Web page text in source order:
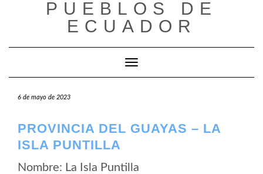
PUEBLOS DE
ECUADOR
Cambiar modo de navegación
6 de mayo de 2023
PROVINCIA DEL GUAYAS – LA
ISLA PUNTILLA
Nombre: La Isla Puntilla